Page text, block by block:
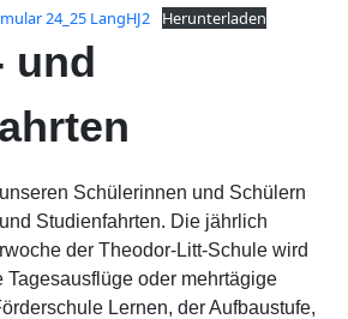
24_25 LangHJ2 Herunterladen
und
Schülerinnen und Schülern
Studienfahrten. Die jährlich
der Theodor-Litt-Schule wird
Tagesausflüge oder mehrtägige
Lernen, der Aufbaustufe,